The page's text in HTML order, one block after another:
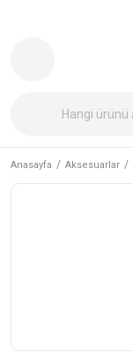
Anasayfa Aksesuarlar